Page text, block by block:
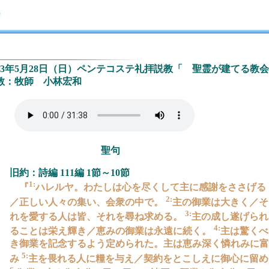
年5月28日（日）ペンテコステ礼拝説教「 聖霊が建てる教
：牧師 小林宏和
句
旧約：詩編 111編 1節～10節
『1:ハレルヤ。わたしは心を尽くして主に感謝をささげる
／正しい人々の集い、会衆の中で。 2:主の御業は大きく／そ
れを愛する人は皆、それを尋ね求める。 3:主の成し遂げられ
ることは栄え輝き／恵みの御業は永遠に続く。 4:主は驚くべ
き御業を記念するよう定められた。主は恵み深く憐れみに富
み 5:主を畏れる人に糧を与え／契約をとこしえに御心に留め